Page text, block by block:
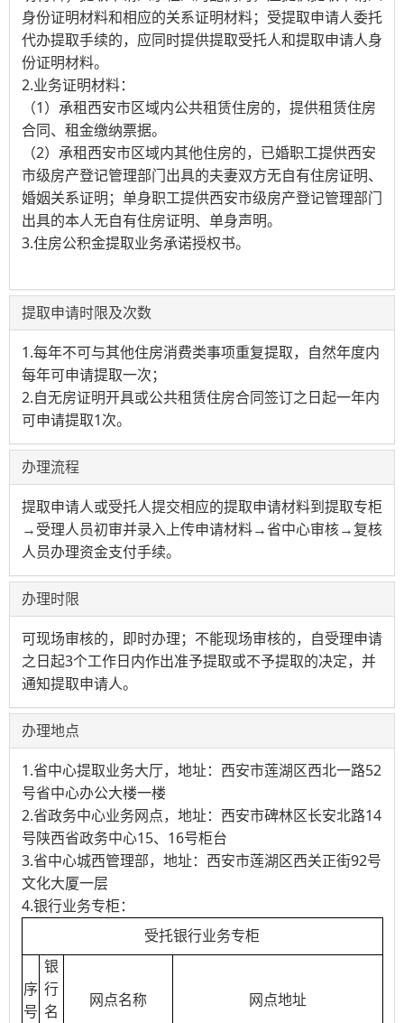
身份证明材料和相应的关系证明材料；受提取申请人委托
代办提取手续的，应同时提供提取受托人和提取申请人身
份证明材料。
2.业务证明材料：
（1）承租西安市区域内公共租赁住房的，提供租赁住房
合同、租金缴纳票据。
（2）承租西安市区域内其他住房的，已婚职工提供西安
市级房产登记管理部门出具的夫妻双方无自有住房证明、
婚姻关系证明；单身职工提供西安市级房产登记管理部门
出具的本人无自有住房证明、单身声明。
3.住房公积金提取业务承诺授权书。
提取申请时限及次数
1.每年不可与其他住房消费类事项重复提取，自然年度内
每年可申请提取一次；
2.自无房证明开具或公共租赁住房合同签订之日起一年内
可申请提取1次。
办理流程
提取申请人或受托人提交相应的提取申请材料到提取专柜
→受理人员初审并录入上传申请材料→省中心审核→复核
人员办理资金支付手续。
办理时限
可现场审核的，即时办理；不能现场审核的，自受理申请
之日起3个工作日内作出准予提取或不予提取的决定，并
通知提取申请人。
办理地点
1.省中心提取业务大厅，地址：西安市莲湖区西北一路52
号省中心办公大楼一楼
2.省政务中心业务网点，地址：西安市碑林区长安北路14
号陕西省政务中心15、16号柜台
3.省中心城西管理部，地址：西安市莲湖区西关正街92号
文化大厦一层
4.银行业务专柜：
受托银行业务专柜
序
号
银
行
名
网点名称 网点地址